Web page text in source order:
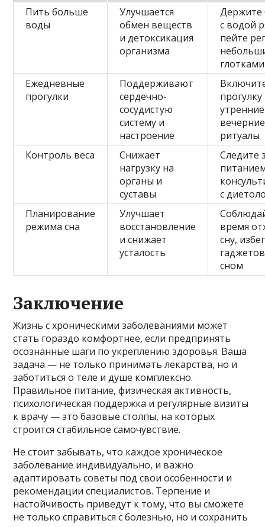
Пить больше
воды
Улучшается
обмен веществ
и детоксикация
организма
Держите
с водой
пейте
глотками
Ежедневные
прогулки
Поддерживают
сердечно-
сосудистую
систему и
настроение
прогулку
вечерние
ритуалы
Контроль веса
Снижает
нагрузку на
органы и
суставы
Следите
с
Планирование
режима сна
Улучшает
восстановление
и снижает
усталость
время
сну,
сном
Заключение
Жизнь с хроническими заболеваниями может
стать гораздо комфортнее, если предпринять
осознанные шаги по укреплению здоровья. Ваша
задача — не только принимать лекарства, но и
заботиться о теле и душе комплексно.
Правильное питание, физическая активность,
психологическая поддержка и регулярные визиты
к врачу — это базовые столпы, на которых
строится стабильное самочувствие.
Не стоит забывать, что каждое хроническое
заболевание индивидуально, и важно
адаптировать советы под свои особенности и
рекомендации специалистов. Терпение и
настойчивость приведут к тому, что вы сможете
не только справиться с болезнью, но и сохранить